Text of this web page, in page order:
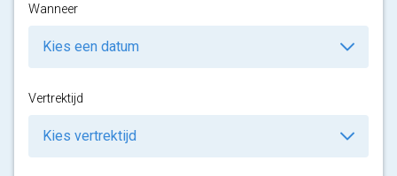
Wanneer
Vertrektijd